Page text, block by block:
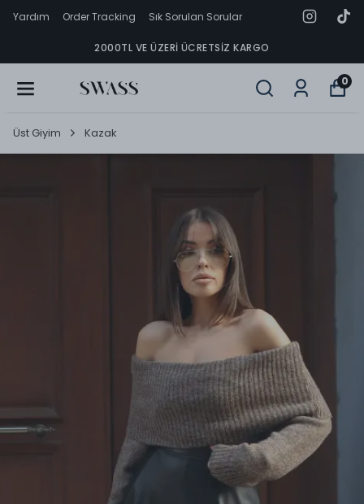
Yardım Order Tracking Sık Sorulan Sorular
2000TL VE ÜZERI ÜCRETSIZ KARGO
0
Üst Giyim Kazak